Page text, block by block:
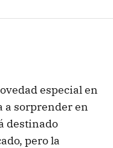
especial en
a sorprender en
destinado
pero la